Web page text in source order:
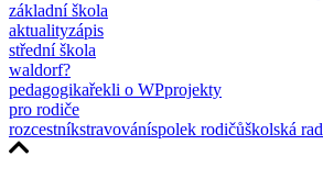
základní škola
aktualityzápis
střední škola
waldorf?
pedagogikařekli o WPprojekty
pro rodiče
rozcestníkstravováníspolek rodičůškolská